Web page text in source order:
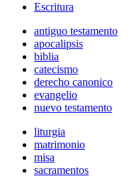
Escritura
antiguo testamento
apocalipsis
biblia
catecismo
derecho canonico
evangelio
nuevo testamento
liturgia
matrimonio
misa
sacramentos